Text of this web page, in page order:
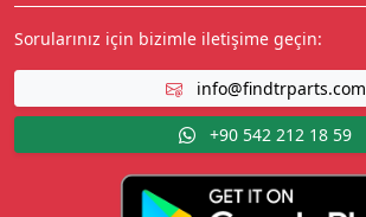
Sorularınız için bizimle iletişime geçin:
info@findtrparts.com
+90 542 212 18 59